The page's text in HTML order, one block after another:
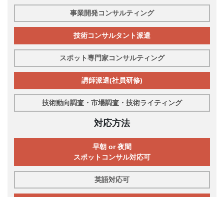
事業開発コンサルティング
技術コンサルタント派遣
スポット専門家コンサルティング
講師派遣(社員研修)
技術動向調査・市場調査・技術ライティング
対応方法
早朝 or 夜間
スポットコンサル対応可
英語対応可